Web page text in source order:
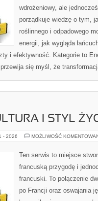
wdrożeniowy, ale
porządkuje wiedzę o tym,
roślinnego i odpadowego
energii, jak wygląda
i efektywność. Kategorie to
się myśl, że
I STYL
- 2026 MOŻLIWOŚĆ
Ten serwis to miejsce
francuską przygodę i
francuski. To połączenie
po Francji oraz oswajania